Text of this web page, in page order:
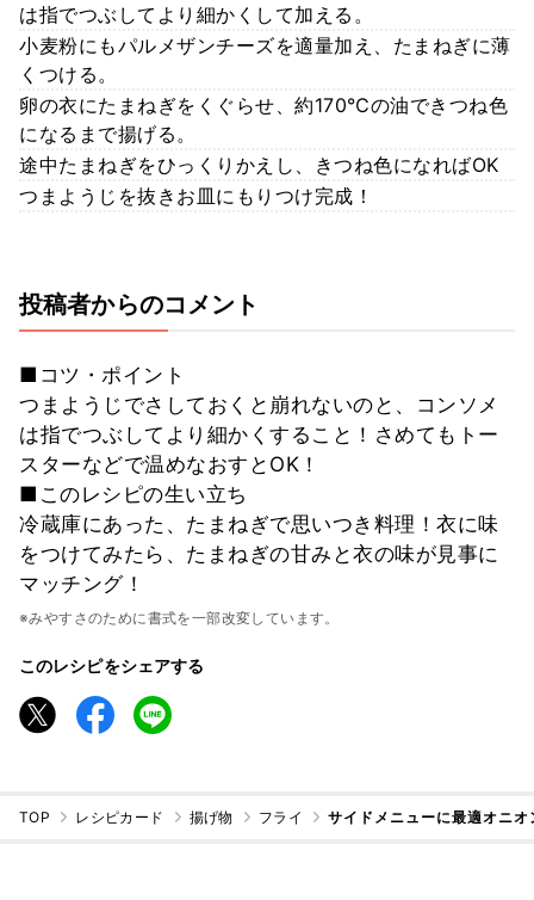
は指でつぶしてより細かくして加える。
小麦粉にもパルメザンチーズを適量加え、たまねぎに薄
くつける。
卵の衣にたまねぎをくぐらせ、約170℃の油できつね色
になるまで揚げる。
途中たまねぎをひっくりかえし、きつね色になればOK
つまようじを抜きお皿にもりつけ完成！
投稿者からのコメント
■コツ・ポイント
つまようじでさしておくと崩れないのと、コンソメ
は指でつぶしてより細かくすること！さめてもトー
スターなどで温めなおすとOK！
■このレシピの生い立ち
冷蔵庫にあった、たまねぎで思いつき料理！衣に味
をつけてみたら、たまねぎの甘みと衣の味が見事に
マッチング！
※みやすさのために書式を一部改変しています。
このレシピをシェアする
TOP レシピカード 揚げ物 フライ サイドメニューに最適オニオ